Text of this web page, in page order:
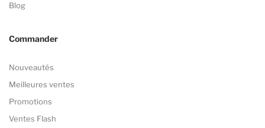
Blog
Commander
Nouveautés
Meilleures ventes
Promotions
Ventes Flash